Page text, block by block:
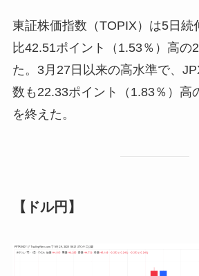
東証株価指数（TOPIX）は5日続
比42.51ポイント（1.53％）高の
た。3月27日以来の高水準で、
数も22.33ポイント（1.83％）高
を終えた。
【ドル円】